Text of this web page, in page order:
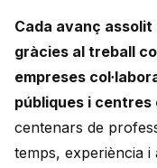
Cada avanç
gràcies al treball
empreses
públiques i
centenars de
temps, experiència